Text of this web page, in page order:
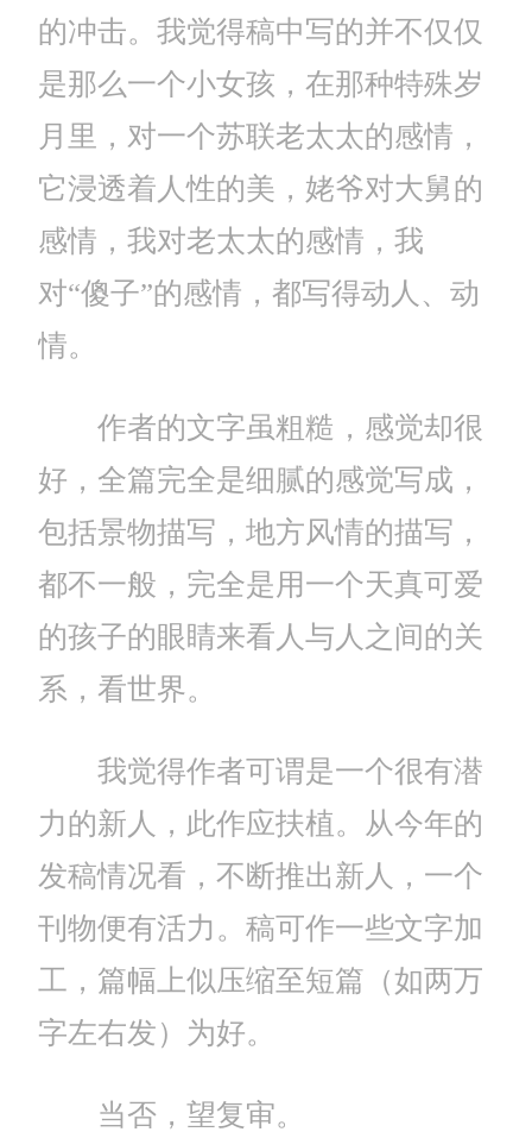
的冲击。我觉得稿中写的并不仅仅
是那么一个小女孩，在那种特殊岁
月里，对一个苏联老太太的感情，
它浸透着人性的美，姥爷对大舅的
感情，我对老太太的感情，我
对“傻子”的感情，都写得动人、动
情。
作者的文字虽粗糙，感觉却很
好，全篇完全是细腻的感觉写成，
包括景物描写，地方风情的描写，
都不一般，完全是用一个天真可爱
的孩子的眼睛来看人与人之间的关
系，看世界。
我觉得作者可谓是一个很有潜
力的新人，此作应扶植。从今年的
发稿情况看，不断推出新人，一个
刊物便有活力。稿可作一些文字加
工，篇幅上似压缩至短篇（如两万
字左右发）为好。
当否，望复审。